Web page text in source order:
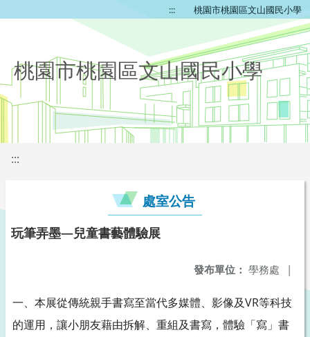
::: 桃園市桃園區文山國民小學
桃園市桃園區文山國民小學
:::
處室公告
玩筆弄墨—兒童書藝體驗展
發布單位： 學務處 |
一、本展從傳統親手書寫至當代多媒體、影像及VR等科技
的運用，讓小朋友藉由拆解、重組及書寫，體驗「寫」書